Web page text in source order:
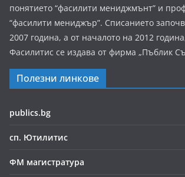
понятието “фасилити мениджмънт” и
“фасилити мениджър”. Списанието
2007 година, а от началото на 2012
Фасилитис се издава от фирма „Пъблик
Полезни линкове
publics.bg
сп. Ютилитис
ФМ магистратура